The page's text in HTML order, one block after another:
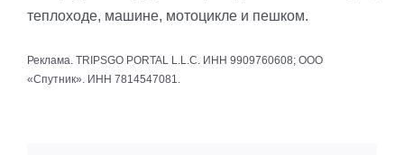
теплоходе, машине, мотоцикле и пешком.
Реклама. TRIPSGO PORTAL L.L.C. ИНН 9909760608; ООО
«Спутник». ИНН 7814547081.